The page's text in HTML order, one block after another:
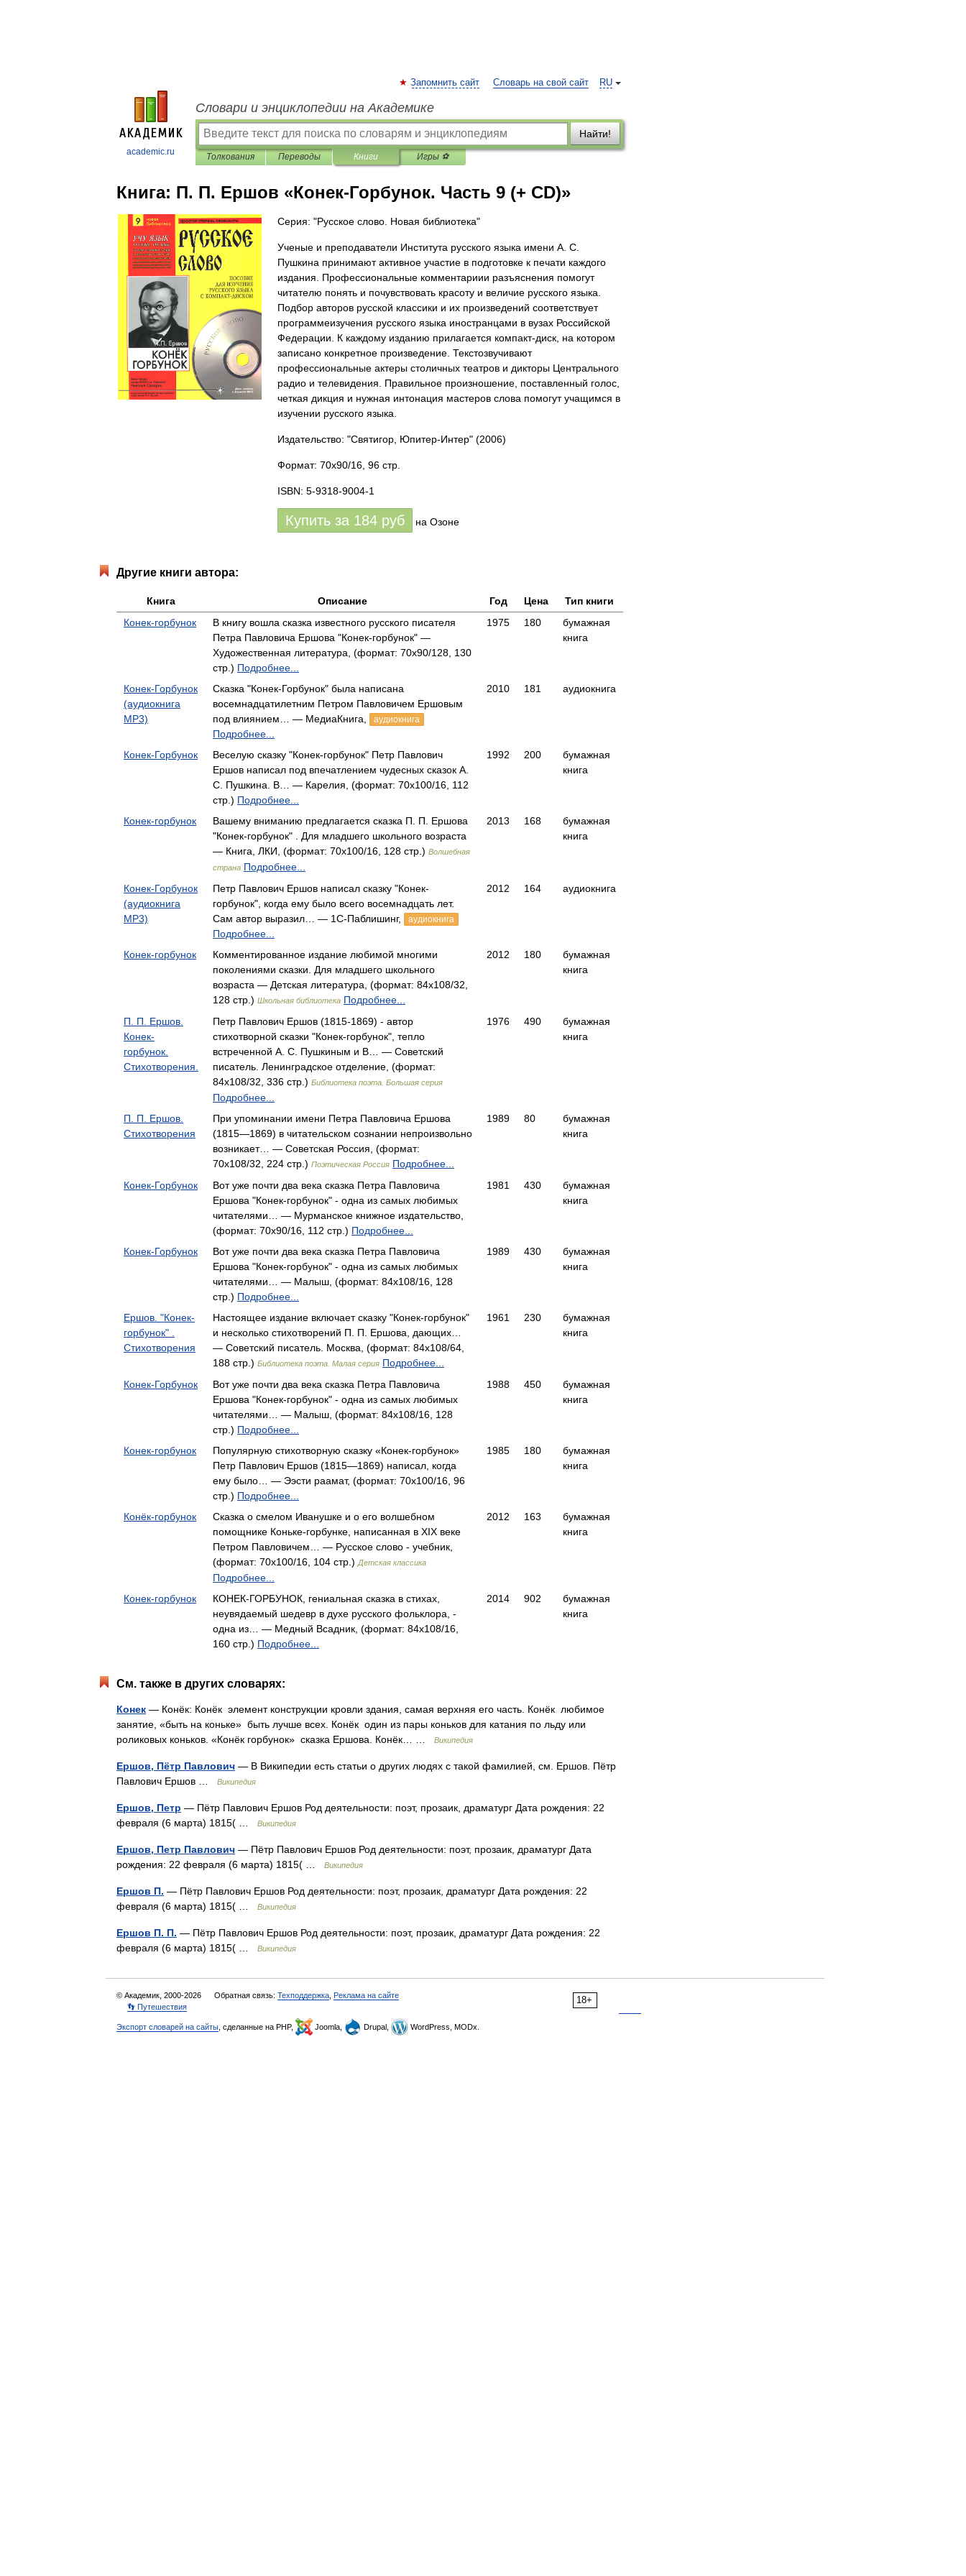
academic.ru
RU
Запомнить сайт Словарь на свой сайт
Словари и энциклопедии на Академике
Найти!
Толкования Переводы Книги Игры ⚽
Книга: П. П. Ершов «Конек-Горбунок. Часть 9 (+ CD)»
Серия: "Русское слово. Новая библиотека"
Ученые и преподаватели Института русского языка имени А. С.
Пушкина принимают активное участие в подготовке к печати каждого
издания. Профессиональные комментариии разъяснения помогут
читателю понять и почувствовать красоту и величие русского языка.
Подбор авторов русской классики и их произведений соответствует
программеизучения русского языка иностранцами в вузах Российской
Федерации. К каждому изданию прилагается компакт-диск, на котором
записано конкретное произведение. Текстозвучивают
профессиональные актеры столичных театров и дикторы Центрального
радио и телевидения. Правильное произношение, поставленный голос,
четкая дикция и нужная интонация мастеров слова помогут учащимся в
изучении русского языка.
Издательство: "Святигор, Юпитер-Интер" (2006)
Формат: 70x90/16, 96 стр.
ISBN: 5-9318-9004-1
Купить за 184 руб на Озоне
Другие книги автора:
Книга Описание Год Цена
Тип книги
Конек-горбунок
В книгу вошла сказка известного русского писателя
Петра Павловича Ершова "Конек-горбунок" —
Художественная литература, (формат: 70x90/128, 130
стр.) Подробнее...
1975 180
бумажная
книга
Конек-Горбунок
(аудиокнига
MP3)
Сказка "Конек-Горбунок" была написана
восемнадцатилетним Петром Павловичем Ершовым
под влиянием… — МедиаКнига,
аудиокнига
Подробнее...
2010 181 аудиокнига
Конек-Горбунок
Веселую сказку "Конек-горбунок" Петр Павлович
Ершов написал под впечатлением чудесных сказок А.
С. Пушкина. В… — Карелия, (формат: 70x100/16, 112
стр.) Подробнее...
1992 200
бумажная
книга
Конек-горбунок
Вашему вниманию предлагается сказка П. П. Ершова
"Конек-горбунок" . Для младшего школьного возраста
— Книга, ЛКИ, (формат: 70x100/16, 128 стр.) Волшебная
страна Подробнее...
2013 168
бумажная
книга
Конек-Горбунок
(аудиокнига
MP3)
Петр Павлович Ершов написал сказку "Конек-
горбунок", когда ему было всего восемнадцать лет.
Сам автор выразил… — 1С-Паблишинг,
аудиокнига
Подробнее...
2012 164 аудиокнига
Конек-горбунок
Комментированное издание любимой многими
поколениями сказки. Для младшего школьного
возраста — Детская литература, (формат: 84x108/32,
128 стр.) Школьная библиотека Подробнее...
2012 180
бумажная
книга
П. П. Ершов.
Конек-
горбунок.
Стихотворения.
Петр Павлович Ершов (1815-1869) - автор
стихотворной сказки "Конек-горбунок", тепло
встреченной А. С. Пушкиным и В… — Советский
писатель. Ленинградское отделение, (формат:
84x108/32, 336 стр.) Библиотека поэта. Большая серия
Подробнее...
1976 490
бумажная
книга
П. П. Ершов.
Стихотворения
При упоминании имени Петра Павловича Ершова
(1815—1869) в читательском сознании непроизвольно
возникает… — Советская Россия, (формат:
70x108/32, 224 стр.) Поэтическая Россия Подробнее...
1989 80
бумажная
книга
Конек-Горбунок
Вот уже почти два века сказка Петра Павловича
Ершова "Конек-горбунок" - одна из самых любимых
читателями… — Мурманское книжное издательство,
(формат: 70x90/16, 112 стр.) Подробнее...
1981 430
бумажная
книга
Конек-Горбунок
Вот уже почти два века сказка Петра Павловича
Ершова "Конек-горбунок" - одна из самых любимых
читателями… — Малыш, (формат: 84x108/16, 128
стр.) Подробнее...
1989 430
бумажная
книга
Ершов. "Конек-
горбунок" .
Стихотворения
Настоящее издание включает сказку "Конек-горбунок"
и несколько стихотворений П. П. Ершова, дающих…
— Советский писатель. Москва, (формат: 84x108/64,
188 стр.) Библиотека поэта. Малая серия Подробнее...
1961 230
бумажная
книга
Конек-Горбунок
Вот уже почти два века сказка Петра Павловича
Ершова "Конек-горбунок" - одна из самых любимых
читателями… — Малыш, (формат: 84x108/16, 128
стр.) Подробнее...
1988 450
бумажная
книга
Конек-горбунок
Популярную стихотворную сказку «Конек-горбунок»
Петр Павлович Ершов (1815—1869) написал, когда
ему было… — Ээсти раамат, (формат: 70x100/16, 96
стр.) Подробнее...
1985 180
бумажная
книга
Конёк-горбунок
Сказка о смелом Иванушке и о его волшебном
помощнике Коньке-горбунке, написанная в XIX веке
Петром Павловичем… — Русское слово - учебник,
(формат: 70x100/16, 104 стр.) Детская классика
Подробнее...
2012 163
бумажная
книга
Конек-горбунок
КОНЕК-ГОРБУНОК, гениальная сказка в стихах,
неувядаемый шедевр в духе русского фольклора, -
одна из… — Медный Всадник, (формат: 84x108/16,
160 стр.) Подробнее...
2014 902
бумажная
книга
См. также в других словарях:
Конек — Конёк: Конёк элемент конструкции кровли здания, самая верхняя его часть. Конёк любимое
занятие, «быть на коньке» быть лучше всех. Конёк один из пары коньков для катания по льду или
роликовых коньков. «Конёк горбунок» сказка Ершова. Конёк… …
Википедия
Ершов, Пётр Павлович — В Википедии есть статьи о других людях с такой фамилией, см. Ершов. Пётр
Павлович Ершов …
Википедия
Ершов, Петр — Пётр Павлович Ершов Род деятельности: поэт, прозаик, драматург Дата рождения: 22
февраля (6 марта) 1815( …
Википедия
Ершов, Петр Павлович — Пётр Павлович Ершов Род деятельности: поэт, прозаик, драматург Дата
рождения: 22 февраля (6 марта) 1815( …
Википедия
Ершов П. — Пётр Павлович Ершов Род деятельности: поэт, прозаик, драматург Дата рождения: 22
февраля (6 марта) 1815( …
Википедия
Ершов П. П. — Пётр Павлович Ершов Род деятельности: поэт, прозаик, драматург Дата рождения: 22
февраля (6 марта) 1815( …
Википедия
18+
© Академик, 2000-2026 Обратная связь: Техподдержка Реклама на сайте
👣 Путешествия
Экспорт словарей на сайты , сделанные на PHP, Joomla, Drupal, WordPress, MODx.